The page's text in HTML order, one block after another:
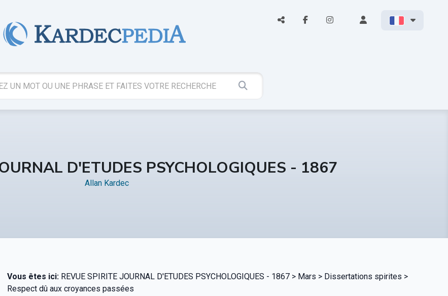
D'ETUDES PSYCHOLOGIQUES - 1867
Allan Kardec
Vous êtes ici:REVUE SPIRITE JOURNAL D'ETUDES PSYCHOLOGIQUES - 1867 > Mars > Dissertations spirites >
Respect dû aux croyances passées